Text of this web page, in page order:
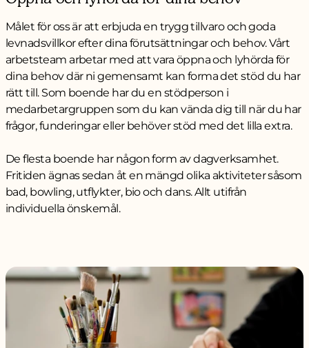
Målet för oss är att erbjuda en trygg tillvaro och goda
levnadsvillkor efter dina förutsättningar och behov. Vårt
arbetsteam arbetar med att vara öppna och lyhörda för
dina behov där ni gemensamt kan forma det stöd du har
rätt till. Som boende har du en stödperson i
medarbetargruppen som du kan vända dig till när du har
frågor, funderingar eller behöver stöd med det lilla extra.
De flesta boende har någon form av dagverksamhet.
Fritiden ägnas sedan åt en mängd olika aktiviteter såsom
bad, bowling, utflykter, bio och dans. Allt utifrån
individuella önskemål.